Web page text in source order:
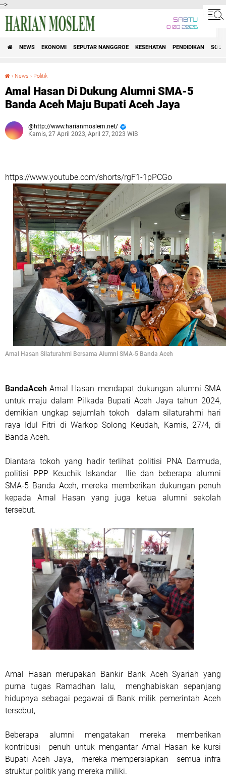
-->
SABTU
8 08 2026
NEWS EKONOMI SEPUTAR NANGGROE KESEHATAN PENDIDIKAN
› News › Politik
Amal Hasan Di Dukung Alumni SMA-5
Banda Aceh Maju Bupati Aceh Jaya
http://www.harianmoslem.net/
Kamis, 27 April 2023, April 27, 2023 WIB
https://www.youtube.com/shorts/rgF1-1pPCGo
Amal Hasan Silaturahmi Bersama Alumni SMA-5 Banda Aceh
BandaAceh-Amal Hasan mendapat dukungan alumni SMA
untuk maju dalam Pilkada Bupati Aceh Jaya tahun 2024,
demikian ungkap sejumlah tokoh
dalam silaturahmi hari
raya Idul Fitri di Warkop Solong Keudah, Kamis, 27/4, di
Banda Aceh.
Diantara tokoh yang hadir terlihat politisi PNA Darmuda,
politisi PPP Keuchik Iskandar
Ilie dan beberapa alumni
SMA-5 Banda Aceh, mereka memberikan dukungan penuh
kepada Amal Hasan yang juga ketua alumni sekolah
tersebut.
Amal Hasan merupakan Bankir Bank Aceh Syariah yang
purna tugas Ramadhan lalu,
menghabiskan sepanjang
hidupnya sebagai pegawai di Bank milik pemerintah Aceh
tersebut,
Beberapa alumni mengatakan mereka memberikan
kontribusi
penuh untuk mengantar Amal Hasan ke kursi
Bupati Aceh Jaya,
mereka mempersiapkan
semua infra
struktur politik yang mereka miliki.